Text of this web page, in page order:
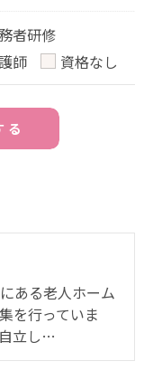
者研修
師 資格なし
ある老人ホーム
を行っていま
立し…